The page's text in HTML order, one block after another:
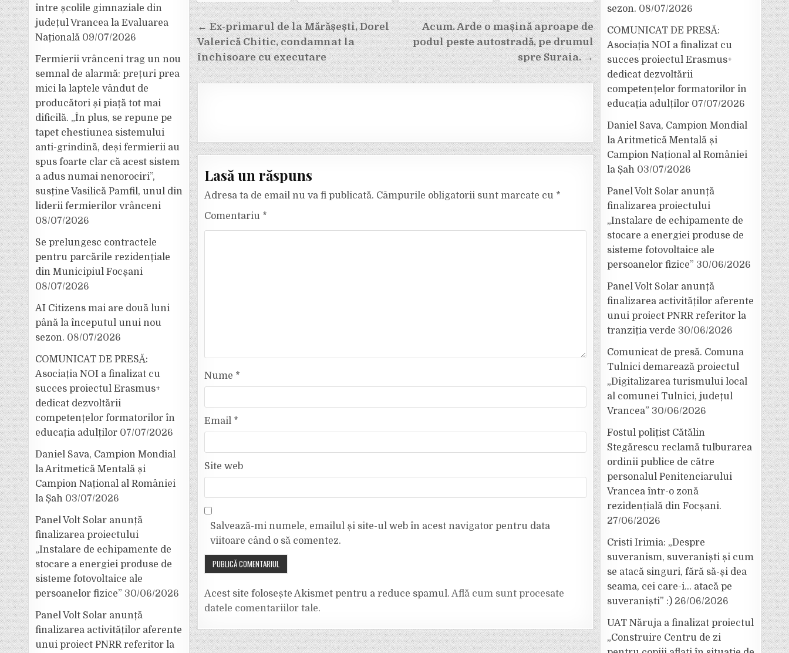
Navigare
în
articole
Acum. Arde o mașină aproape de
podul peste autostradă, pe drumul
spre Suraia. →
← Ex-primarul de la Mărășești, Dorel
Valerică Chitic, condamnat la
închisoare cu executare
Lasă un răspuns
Adresa ta de email nu va fi publicată. Câmpurile obligatorii sunt marcate cu *
Comentariu *
Nume *
Email *
Site web
Salvează-mi numele, emailul și site-ul web în acest navigator pentru data
viitoare când o să comentez.
Acest site folosește Akismet pentru a reduce spamul. Află cum sunt procesate
datele comentariilor tale.
între școlile gimnaziale din
județul Vrancea la Evaluarea
Națională 09/07/2026
Fermierii vrânceni trag un nou
semnal de alarmă: prețuri prea
mici la laptele vândut de
producători și piață tot mai
dificilă. „În plus, se repune pe
tapet chestiunea sistemului
anti-grindină, deși fermierii au
spus foarte clar că acest sistem
a adus numai nenorociri”,
susține Vasilică Pamfil, unul din
liderii fermierilor vrânceni
08/07/2026
Se prelungesc contractele
pentru parcările rezidențiale
din Municipiul Focșani
08/07/2026
AI Citizens mai are două luni
până la începutul unui nou
sezon. 08/07/2026
COMUNICAT DE PRESĂ:
Asociația NOI a finalizat cu
succes proiectul Erasmus+
dedicat dezvoltării
competențelor formatorilor în
educația adulților 07/07/2026
Daniel Sava, Campion Mondial
la Aritmetică Mentală și
Campion Național al României
la Șah 03/07/2026
Panel Volt Solar anunță
finalizarea proiectului
„Instalare de echipamente de
stocare a energiei produse de
sisteme fotovoltaice ale
persoanelor fizice” 30/06/2026
Panel Volt Solar anunță
finalizarea activităților aferente
unui proiect PNRR referitor la
sezon. 08/07/2026
COMUNICAT DE PRESĂ:
Asociația NOI a finalizat cu
succes proiectul Erasmus+
dedicat dezvoltării
competențelor formatorilor în
educația adulților 07/07/2026
Daniel Sava, Campion Mondial
la Aritmetică Mentală și
Campion Național al României
la Șah 03/07/2026
Panel Volt Solar anunță
finalizarea proiectului
„Instalare de echipamente de
stocare a energiei produse de
sisteme fotovoltaice ale
persoanelor fizice” 30/06/2026
Panel Volt Solar anunță
finalizarea activităților aferente
unui proiect PNRR referitor la
tranziția verde 30/06/2026
Comunicat de presă. Comuna
Tulnici demarează proiectul
„Digitalizarea turismului local
al comunei Tulnici, județul
Vrancea” 30/06/2026
Fostul polițist Cătălin
Stegărescu reclamă tulburarea
ordinii publice de către
personalul Penitenciarului
Vrancea într-o zonă
rezidențială din Focșani.
27/06/2026
Cristi Irimia: „Despre
suveranism, suveraniști și cum
se atacă singuri, fără să-și dea
seama, cei care-i… atacă pe
suveraniști” :) 26/06/2026
UAT Năruja a finalizat proiectul
„Construire Centru de zi